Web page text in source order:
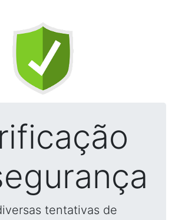
tentativas de